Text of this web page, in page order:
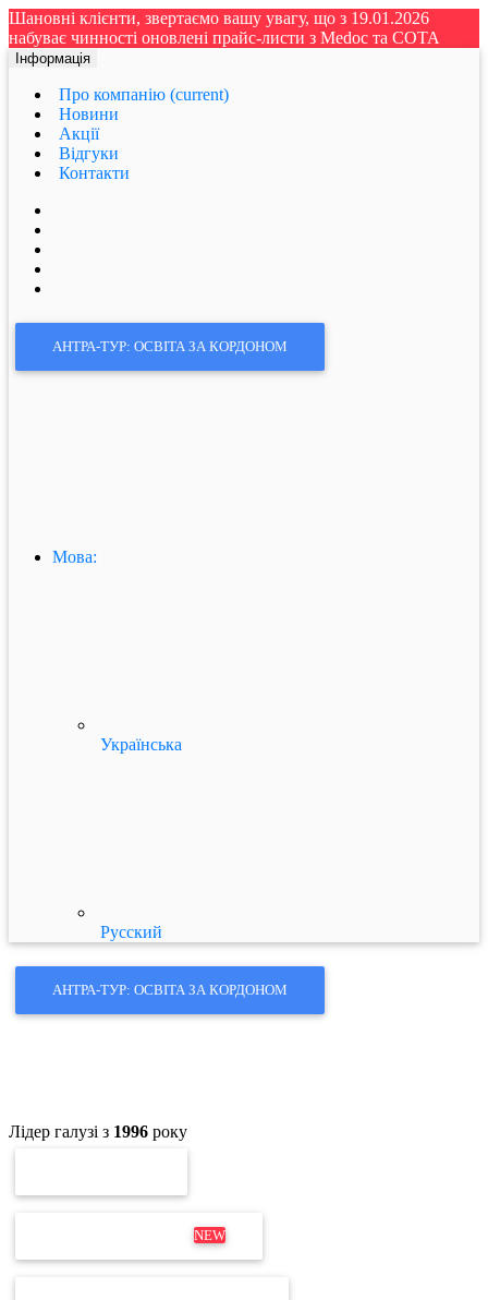
Шановні клієнти, звертаємо вашу увагу, що з 19.01.2026
набуває чинності оновлені прайс-листи з Medoc та СОТА
Інформація
Про компанію (current)
Новини
Акції
Відгуки
Контакти
АНТРА-ТУР: ОСВІТА ЗА КОРДОНОМ
Мова:
Українська
Русский
АНТРА-ТУР: ОСВІТА ЗА КОРДОНОМ
Лідер галузі з 1996 року
ОНОВЛЕННЯ MEDOCNEW